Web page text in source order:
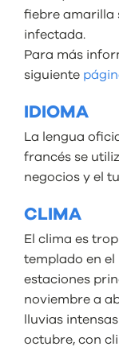
fiebre amarilla
infectada.
Para más
siguiente
IDIOMA
La lengua
francés se
negocios y el
CLIMA
El clima es
templado en el
estaciones
noviembre a
lluvias
octubre, con